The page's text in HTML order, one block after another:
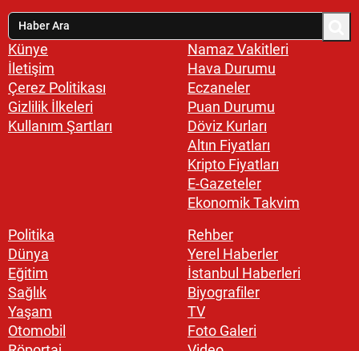
Künye
İletişim
Çerez Politikası
Gizlilik İlkeleri
Kullanım Şartları
Namaz Vakitleri
Hava Durumu
Eczaneler
Puan Durumu
Döviz Kurları
Altın Fiyatları
Kripto Fiyatları
E-Gazeteler
Ekonomik Takvim
Politika
Dünya
Eğitim
Sağlık
Yaşam
Otomobil
Rehber
Yerel Haberler
İstanbul Haberleri
Biyografiler
TV
Foto Galeri